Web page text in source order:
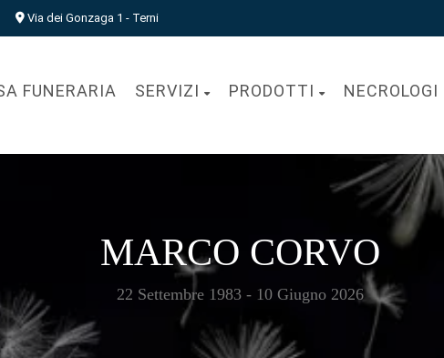
Via dei Gonzaga 1 - Terni
FUNERARIA SERVIZI PRODOTTI NECROLOGI
MARCO CORVO
22 Settembre 1983 - 10 Giugno 2026